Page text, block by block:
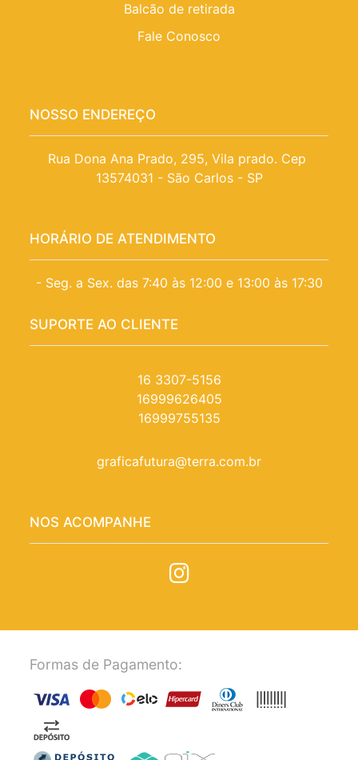
Balcão de retirada
Fale Conosco
NOSSO ENDEREÇO
Rua Dona Ana Prado, 295, Vila prado. Cep
13574031 - São Carlos - SP
HORÁRIO DE ATENDIMENTO
- Seg. a Sex. das 7:40 às 12:00 e 13:00 às 17:30
SUPORTE AO CLIENTE
16 3307-5156
16999626405
16999755135
graficafutura@terra.com.br
NOS ACOMPANHE
Formas de Pagamento: